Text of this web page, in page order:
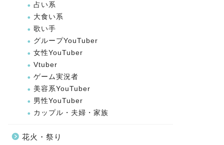
占い系
大食い系
歌い手
グループYouTuber
女性YouTuber
Vtuber
ゲーム実況者
美容系YouTuber
男性YouTuber
カップル・夫婦・家族
花火・祭り